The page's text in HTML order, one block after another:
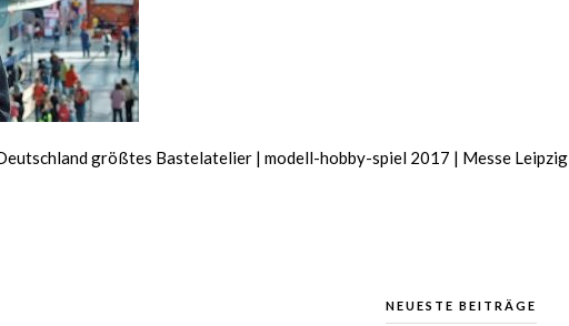
größtes Bastelatelier | modell-hobby-spiel 2017 | Messe Leipzig
NEUESTE BEITRÄGE